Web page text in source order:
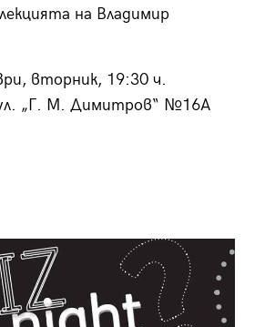
на Владимир
вторник, 19:30 ч.
„Г. М. Димитров“ №16А